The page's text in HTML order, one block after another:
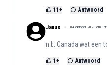
11 + Antwoord
Janus 04 oktober 2023 om
n.b. Canada wat een
1 + Antwoord